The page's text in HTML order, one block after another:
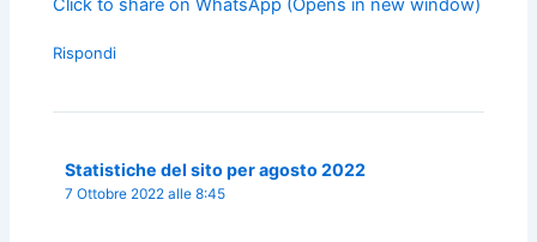
Click to share on WhatsApp (Opens in new window)
Rispondi
Statistiche del sito per agosto 2022
7 Ottobre 2022 alle 8:45